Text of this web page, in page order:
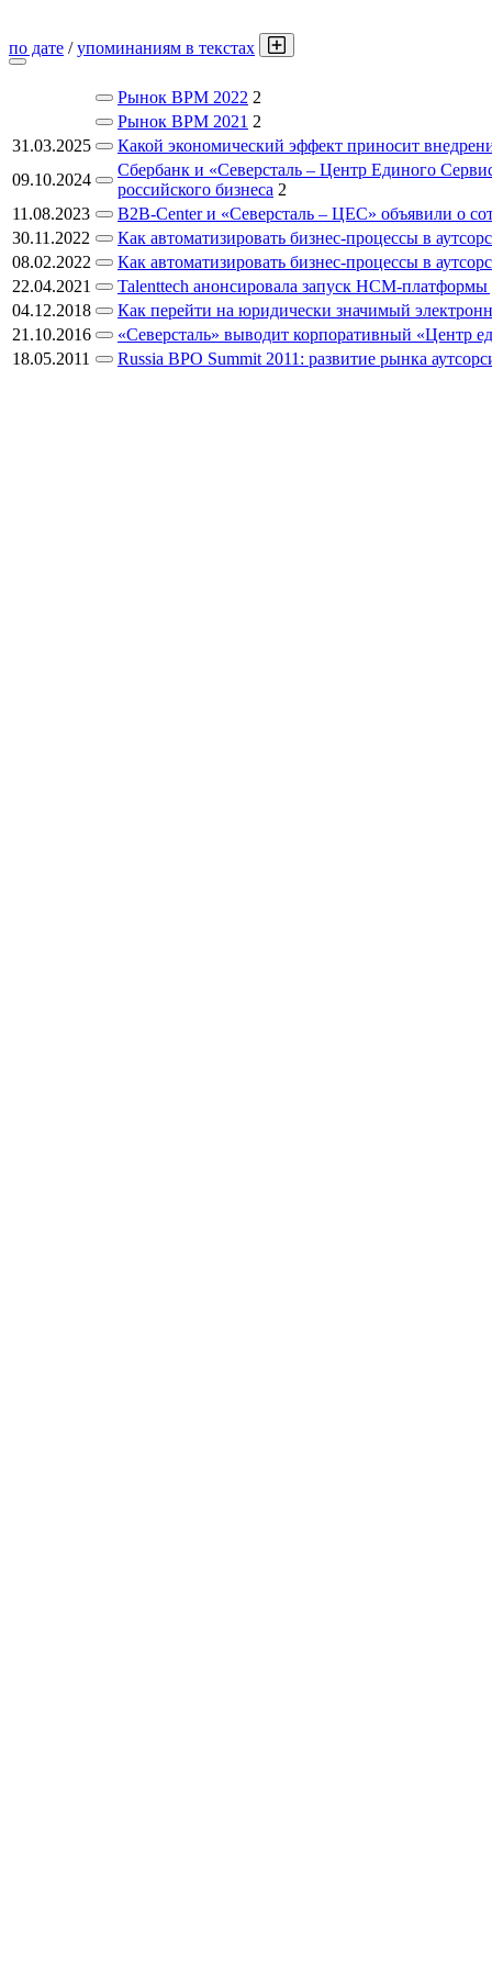
по дате /упоминаниям в текстах
Рынок BPM 2022 2
Рынок BPM 2021 2
31.03.2025
Какой экономический эффект приносит
09.10.2024
Сбербанк и «Северсталь – Центр Единого
российского бизнеса 2
11.08.2023
B2B-Center и «Северсталь – ЦЕС» объявили о
30.11.2022
Как автоматизировать бизнес-процессы в
08.02.2022
Как автоматизировать бизнес-процессы в
22.04.2021
Talenttech анонсировала запуск HCM-
04.12.2018
Как перейти на юридически значимый
21.10.2016
«Северсталь» выводит корпоративный «Центр
18.05.2011
Russia BPO Summit 2011: развитие рынка